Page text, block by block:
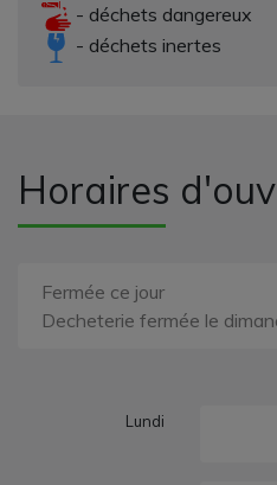
- déchets dangereux
- déchets inertes
Horaires
Fermée ce jour
Decheterie fermée le
Lundi